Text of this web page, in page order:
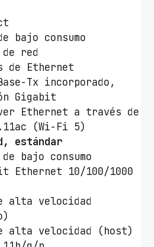
bajo consumo
de red
Ethernet
Tx incorporado,
Gigabit
Ethernet a través de
(Wi-Fi 5)
estándar
bajo consumo
Ethernet 10/100/1000
alta velocidad
alta velocidad (host)